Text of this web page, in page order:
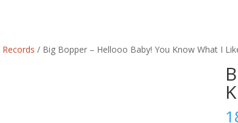
/ Big Bopper – Hellooo Baby! You Know What I